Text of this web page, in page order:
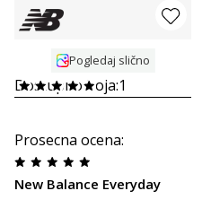
Pogledaj slično
Dostupno boja:1
Prosecna ocena:
New Balance Everyday